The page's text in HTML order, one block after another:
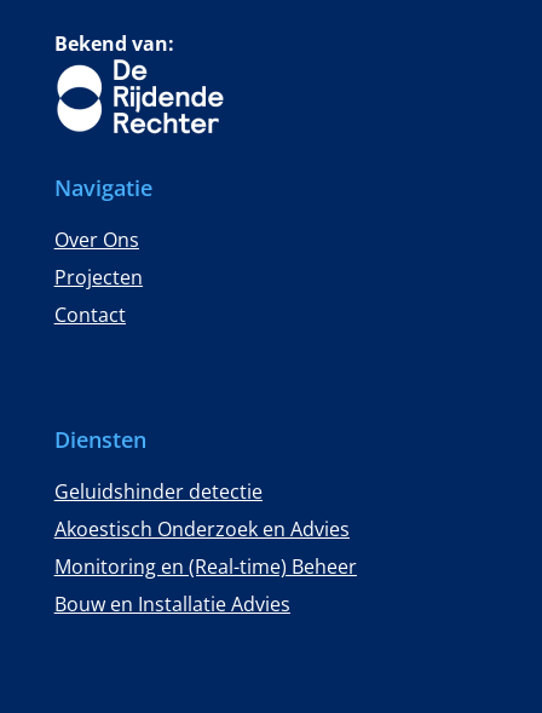
Bekend van:
Navigatie
Over Ons
Projecten
Contact
Diensten
Geluidshinder detectie
Akoestisch Onderzoek en Advies
Monitoring en (Real-time) Beheer
Bouw en Installatie Advies